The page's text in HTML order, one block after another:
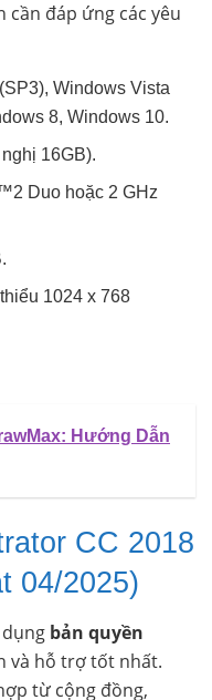
cần đáp ứng các yêu
Windows Vista
8, Windows 10.
16GB).
Duo hoặc 2 GHz
1024 x 768
Hướng Dẫn
CC 2018
04/2025)
bản quyền
và hỗ trợ tốt nhất.
từ cộng đồng,